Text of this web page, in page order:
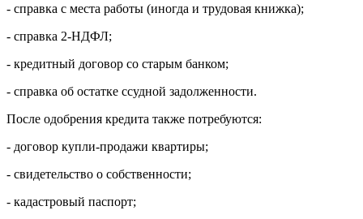
- справка с места работы (иногда и трудовая книжка);
- справка 2-НДФЛ;
- кредитный договор со старым банком;
- справка об остатке ссудной задолженности.
После одобрения кредита также потребуются:
- договор купли-продажи квартиры;
- свидетельство о собственности;
- кадастровый паспорт;